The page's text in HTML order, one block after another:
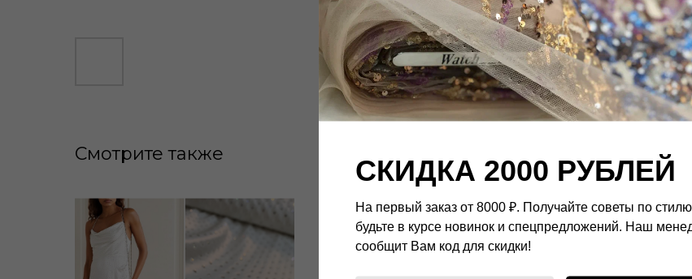
Смотрите также
СКИДКА 2000 РУБЛЕЙ
На первый заказ от 8000 ₽. Получайте советы по
будьте в курсе новинок и спецпредложений. Наш
сообщит Вам код для скидки!